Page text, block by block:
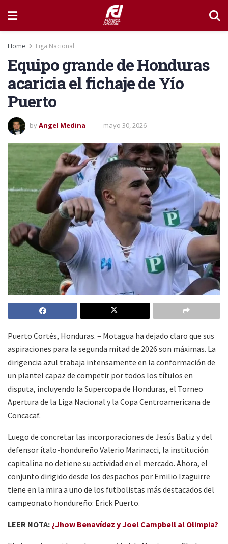
Home Liga Nacional
Equipo grande de Honduras
acaricia el fichaje de Yío
Puerto
byAngel Medina mayo 30, 2026
Puerto Cortés, Honduras. – Motagua ha dejado claro que sus
aspiraciones para la segunda mitad de 2026 son máximas. La
dirigencia azul trabaja intensamente en la conformación de
un plantel capaz de competir por todos los títulos en
disputa, incluyendo la Supercopa de Honduras, el Torneo
Apertura de la Liga Nacional y la Copa Centroamericana de
Concacaf.
Luego de concretar las incorporaciones de Jesús Batiz y del
defensor ítalo-hondureño Valerio Marinacci, la institución
capitalina no detiene su actividad en el mercado. Ahora, el
conjunto dirigido desde los despachos por Emilio Izaguirre
tiene en la mira a uno de los futbolistas más destacados del
campeonato hondureño: Erick Puerto.
LEER NOTA: ¿Jhow Benavídez y Joel Campbell al Olimpia?